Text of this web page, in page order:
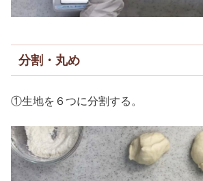
分割・丸め
①生地を６つに分割する。